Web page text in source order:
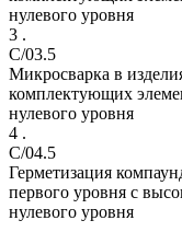
нулевого уровня
3 .
C/03.5
Микросварка в
комплектующих
нулевого уровня
4 .
C/04.5
Герметизация
первого уровня с
нулевого уровня